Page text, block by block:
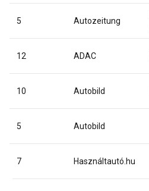
5 Autozeitung
12 ADAC
10 Autobild
5 Autobild
7 Használtautó.hu